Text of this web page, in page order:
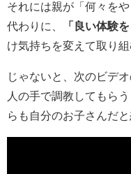
それには親が「何々を
代わりに、
「良い体験
け気持ちを変えて取り
じゃないと、次のビデ
人の手で調教してもら
らも自分のお子さんだ